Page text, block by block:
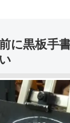
に黒板手